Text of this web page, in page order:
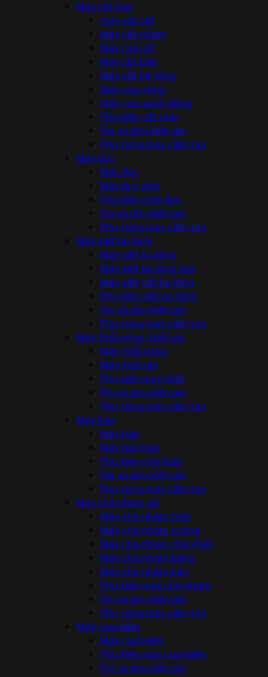
Máy cắt bàn
máy cắt sắt
Máy cắt nhôm
Máy cưa gỗ
Máy cắt bàn
Máy cắt bê tông
Máy cưa vòng
Máy cưa vanh đứng
Phụ kiện cắt mài
Pin và phụ kiện pin
Phụ tùng máy cầm tay
Máy đục
Máy đục
Máy đục phá
Phụ kiện máy đục
Pin và phụ kiện pin
Phụ tùng máy cầm tay
Máy siết bu lông
Máy siết bu lông
Máy siết bu lông góc
Máy siết cắt bu lông
Phụ kiện siết bu lông
Pin và phụ kiện pin
Phụ tùng máy cầm tay
Máy thổi nóng, thổi gió
Máy thổi nóng
Máy thổi gió
Phụ kiện máy thổi
Pin và phụ kiện pin
Phụ tùng máy cầm tay
Máy bào
Máy bào
Máy bào bàn
Phụ kiện máy bào
Pin và phụ kiện pin
Phụ tùng máy cầm tay
Máy chà nhám gỗ
Máy chà nhám tròn
Máy chà nhám vuông
Máy chà nhám chữ nhật
Máy chà nhám băng
Máy chà nhám bàn
Phụ kiện máy chà nhám
Pin và phụ kiện pin
Phụ tùng máy cầm tay
Máy cưa kiếm
Máy cưa kiếm
Phụ kiện máy cưa kiếm
Pin và phụ kiện pin